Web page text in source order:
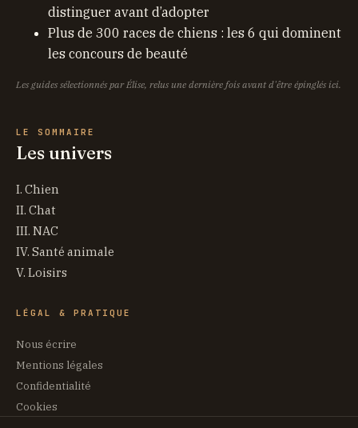
distinguer avant d’adopter
Plus de 300 races de chiens : les 6 qui dominent
les concours de beauté
Les guides sélectionnés par Élise, relus une dernière fois avant d'être épinglés ici.
LE SOMMAIRE
Les univers
I. Chien
II. Chat
III. NAC
IV. Santé animale
V. Loisirs
LÉGAL & PRATIQUE
Nous écrire
Mentions légales
Confidentialité
Cookies